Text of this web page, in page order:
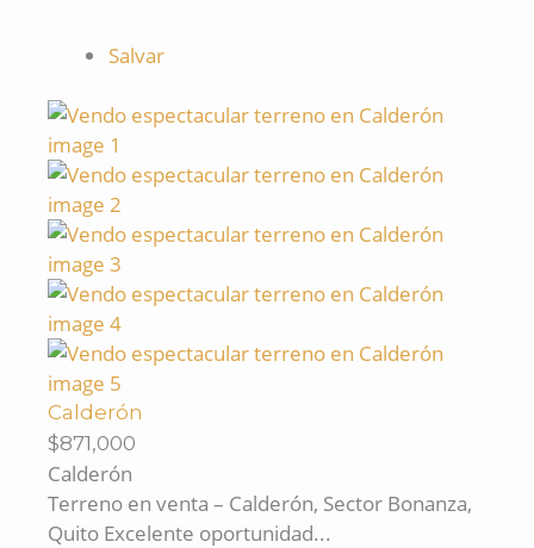
Salvar
Calderón
$871,000
Calderón
Terreno en venta – Calderón, Sector Bonanza,
Quito Excelente oportunidad...